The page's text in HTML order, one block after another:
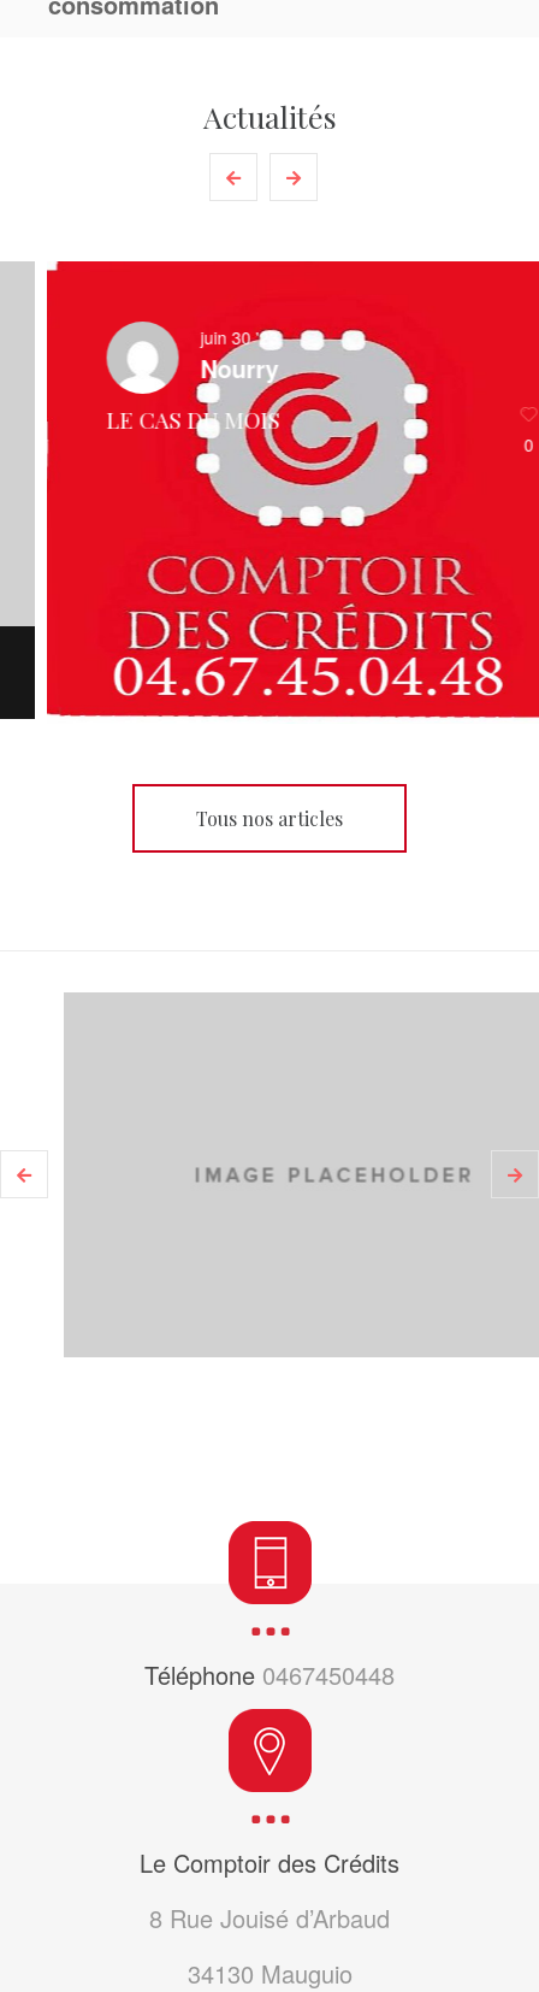
Actualités
juin 30 '23
Nourry
LE CAS DU MOIS
Tous nos articles
Téléphone 0467450448
Le Comptoir des Crédits
8 Rue Jouisé d’Arbaud
34130 Mauguio